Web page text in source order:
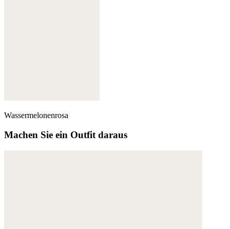
Wassermelonenrosa
Machen Sie ein Outfit daraus